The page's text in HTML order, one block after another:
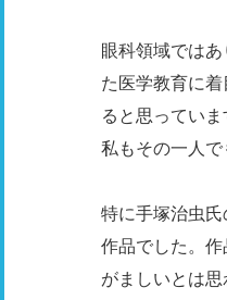
眼科領域では
た医学教育に
ると思ってい
私もその一人で
特に手塚治虫
作品でした。
がましいとは